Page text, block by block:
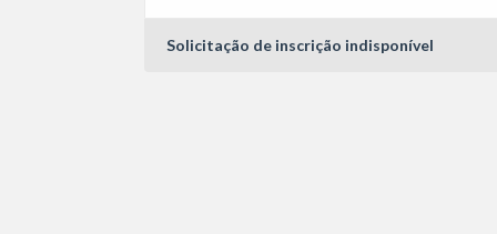
Solicitação de inscrição indisponível